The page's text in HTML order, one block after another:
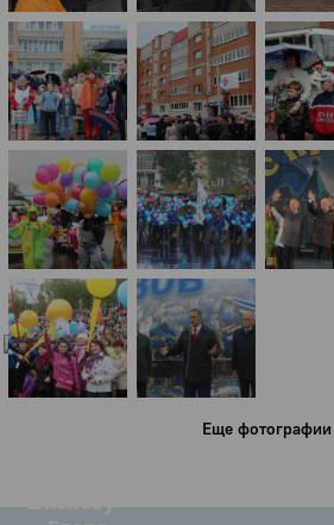
Город
Глазов
Официальный портал
муниципального
образования
История
Настоящее
Бизнесу
Еще фотографии